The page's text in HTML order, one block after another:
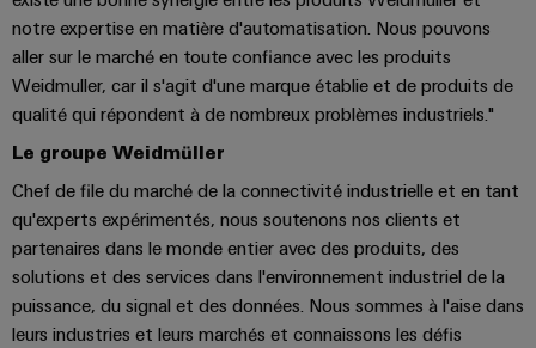
solutions
pour
relever
les
défis
de
la
d'armoire
Centre
de
données
Solutions
Pair
Ethernet
Armoire
et
terrain
Câblage
d'installation
coffrets
et
composants
Systèmes
de
câbles
et
composants
Weidmüller
Configurator
Ingénierie
numérique
d'un niveau
supérieur -
rapide
Weidmüller
Configurator
Ingénierie
numérique
d'un niveau
supérieur -
intuitive,
numérique
Conseils
en
matière
de
connectivité
Ingénierie
numérique
Weidmüller
EFC
2026
Promotions
and
Campaigns
SERVICES
et
certificats
de
gestion
Orange
Mag
|
Magazine
client
Ressources
notre expertise en matière d'automatisation. Nous pouvons
aller sur le marché en toute confiance avec les produits
Weidmuller, car il s'agit d'une marque établie et de produits de
qualité qui répondent à de nombreux problèmes industriels."
Le groupe Weidmüller
Chef de file du marché de la connectivité industrielle et en tant
qu'experts expérimentés, nous soutenons nos clients et
partenaires dans le monde entier avec des produits, des
solutions et des services dans l'environnement industriel de la
puissance, du signal et des données. Nous sommes à l'aise dans
leurs industries et leurs marchés et connaissons les défis